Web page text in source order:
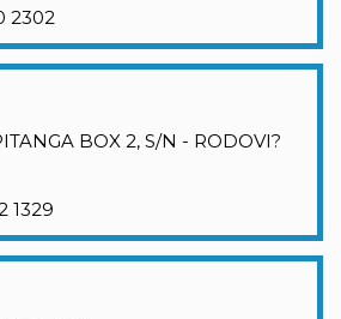
2302
BOX 2, S/N - RODOVI?
1329